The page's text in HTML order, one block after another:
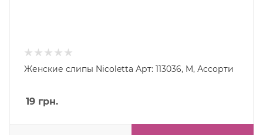
Женские слипы Nicoletta Арт: 113036, M, Ассорти
19 грн.